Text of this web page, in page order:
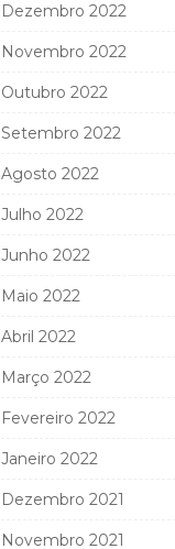
Dezembro 2022
Novembro 2022
Outubro 2022
Setembro 2022
Agosto 2022
Julho 2022
Junho 2022
Maio 2022
Abril 2022
Março 2022
Fevereiro 2022
Janeiro 2022
Dezembro 2021
Novembro 2021